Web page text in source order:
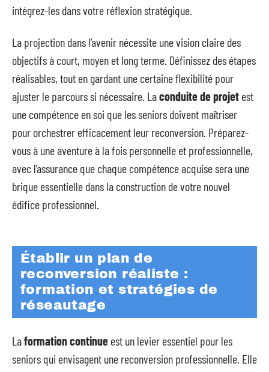
intégrez-les dans votre réflexion stratégique.
La projection dans l’avenir nécessite une vision claire des
objectifs à court, moyen et long terme. Définissez des étapes
réalisables, tout en gardant une certaine flexibilité pour
ajuster le parcours si nécessaire. Laconduite de projet est
une compétence en soi que les seniors doivent maîtriser
pour orchestrer efficacement leur reconversion. Préparez-
vous à une aventure à la fois personnelle et professionnelle,
avec l’assurance que chaque compétence acquise sera une
brique essentielle dans la construction de votre nouvel
édifice professionnel.
Établir un plan de
reconversion réaliste :
formation et stratégies de
réseautage
Laformation continue est un levier essentiel pour les
seniors qui envisagent une reconversion professionnelle. Elle